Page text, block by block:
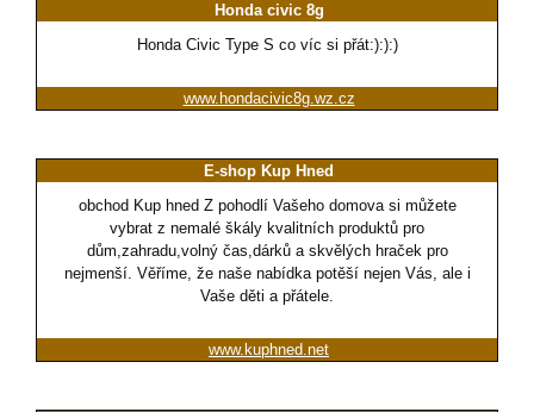
Honda civic 8g
Honda Civic Type S co víc si přát:):):)
www.hondacivic8g.wz.cz
E-shop Kup Hned
obchod Kup hned Z pohodlí Vašeho domova si můžete
vybrat z nemalé škály kvalitních produktů pro
dům,zahradu,volný čas,dárků a skvělých hraček pro
nejmenší. Věříme, že naše nabídka potěší nejen Vás, ale i
Vaše děti a přátele.
www.kuphned.net